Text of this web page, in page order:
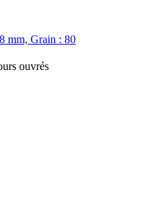
mm, Grain : 80
ouvrés